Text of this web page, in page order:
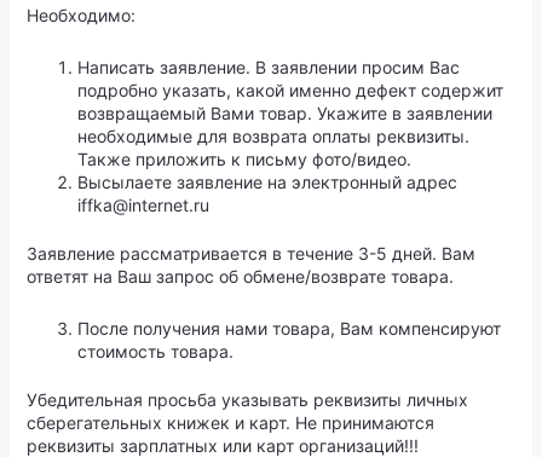
Необходимо:
Написать заявление. В заявлении просим Вас
подробно указать, какой именно дефект содержит
возвращаемый Вами товар. Укажите в заявлении
необходимые для возврата оплаты реквизиты.
Также приложить к письму фото/видео.
Высылаете заявление на электронный адрес
iffka@internet.ru
Заявление рассматривается в течение 3-5 дней. Вам
ответят на Ваш запрос об обмене/возврате товара.
После получения нами товара, Вам компенсируют
стоимость товара.
Убедительная просьба указывать реквизиты личных
сберегательных книжек и карт. Не принимаются
реквизиты зарплатных или карт организаций!!!